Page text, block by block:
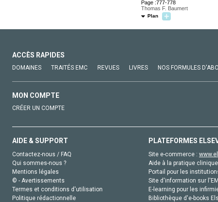
Page :777-778
Thomas F. Baumert
Plan
ACCÈS RAPIDES
DOMAINES TRAITÉS EMC REVUES LIVRES NOS FORMULES
MON COMPTE
CRÉER UN COMPTE
AIDE & SUPPORT
Contactez-nous / FAQ
Qui sommes-nous ?
Mentions légales
© - Avertissements
Termes et conditions d'utilisation
Politique rédactionnelle
PLATEFORMES
Site e-commerce :
Aide à la pratique
Portail pour les
Site d'information sur
E-learning pour les
Bibliothèque d'e-books